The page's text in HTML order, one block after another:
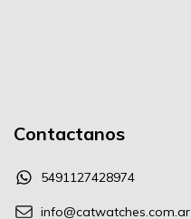
Contactanos
5491127428974
info@catwatches.com.ar